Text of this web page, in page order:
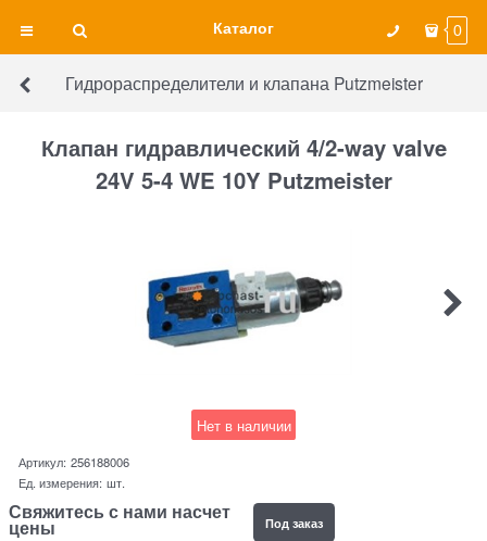
Каталог 0
Гидрораспределители и клапана Putzmeister
Клапан гидравлический 4/2-way valve
24V 5-4 WE 10Y Putzmeister
Нет в наличии
Артикул: 256188006
Ед. измерения: шт.
Свяжитесь с нами насчет
цены Под заказ